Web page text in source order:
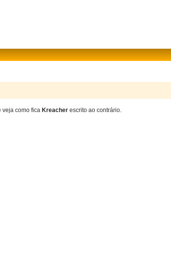
veja como fica Kreacher escrito ao contrário.